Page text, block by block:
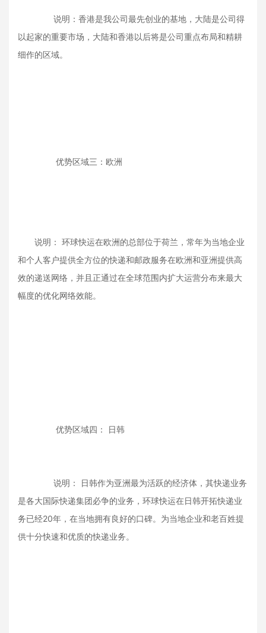
说明：香港是我公司最先创业的基地，大陆是公司得
以起家的重要市场，大陆和香港以后将是公司重点布局和精耕
细作的区域。
优势区域三：欧洲
说明： 环球快运在欧洲的总部位于荷兰，常年为当地企业
和个人客户提供全方位的快递和邮政服务在欧洲和亚洲提供高
效的递送网络，并且正通过在全球范围内扩大运营分布来最大
幅度的优化网络效能。
优势区域四： 日韩
说明： 日韩作为亚洲最为活跃的经济体，其快递业务
是各大国际快递集团必争的业务，环球快运在日韩开拓快递业
务已经20年，在当地拥有良好的口碑。为当地企业和老百姓提
供十分快速和优质的快递业务。